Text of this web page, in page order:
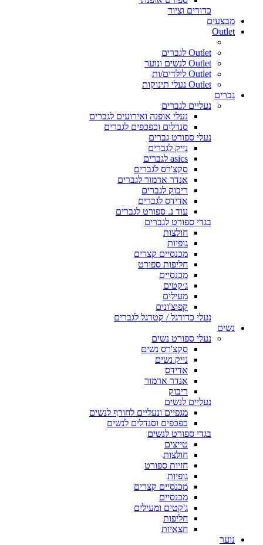
כדורים וציוד
מבצעים
Outlet
Outlet לגברים
Outlet לנשים ונוער
Outlet לילדים/ות
Outlet נעלי תינוקות
גברים
נעליים לגברים
נעלי אופנה ואירועים לגברים
סנדלים וכפכפים לגברים
נעלי ספורט גברים
נייק לגברים
asics לגברים
סקצ'רס לגברים
אנדר ארמור לגברים
ריבוק לגברים
אדידס לגברים
עוד נ. ספורט לגברים
בגדי ספורט לגברים
חולצות
גופיות
מכנסיים קצרים
חליפות ספורט
מכנסיים
ג׳קטים
מעילים
קפוצ'ונים
נעלי כדורגל / קטרגל לגברים
נשים
נעלי ספורט נשים
סקצ'רס נשים
נייק נשים
אדידס
אנדר ארמור
ריבוק
נעליים לנשים
מגפיים ונעליים לחורף לנשים
כפכפים וסנדלים לנשים
בגדי ספורט לנשים
טייצים
חולצות
חזיות ספורט
גופיות
מכנסיים קצרים
מכנסיים
ג'קטים ומעילים
חליפות
חצאיות
נוער